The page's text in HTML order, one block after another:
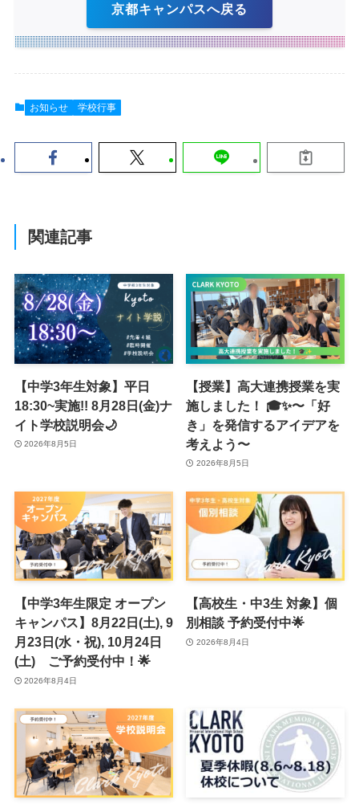
京都キャンパスへ戻る
お知らせ 学校行事
関連記事
【中学3年生対象】平日
18:30~実施!! 8月28日(金)ナ
イト学校説明会🌙
2026年8月5日
【授業】高大連携授業を実
施しました！ 🎓✨〜「好
き」を発信するアイデアを
考えよう〜
2026年8月5日
【中学3年生限定 オープン
キャンパス】8月22日(土), 9
月23日(水・祝), 10月24日
(土) ご予約受付中！🌟
2026年8月4日
【高校生・中3生 対象】個
別相談 予約受付中🌟
2026年8月4日